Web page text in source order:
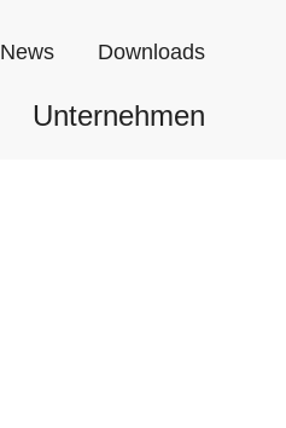
News Downloads
Unternehmen